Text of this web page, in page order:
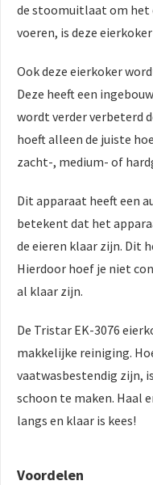
de stoomuitlaat om
voeren, is deze
Ook deze eierkoker
Deze heeft een
wordt verder verbeterd
hoeft alleen de juiste
zacht-, medium- of
Dit apparaat heeft een
betekent dat het
de eieren klaar zijn. Dit
Hierdoor hoef je niet
al klaar zijn.
De Tristar EK-3076
makkelijke reiniging.
vaatwasbestendig zijn,
schoon te maken. Haal
langs en klaar is kees!
Voordelen